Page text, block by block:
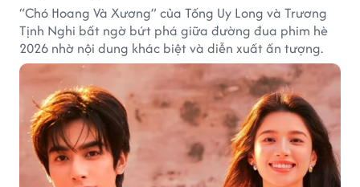
“Chó Hoang Và Xương” của Tống Uy Long và Trương
Tịnh Nghi bất ngờ bứt phá giữa đường đua phim hè
2026 nhờ nội dung khác biệt và diễn xuất ấn tượng.